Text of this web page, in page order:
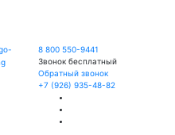
8 800 550-9441
Звонок бесплатный
Обратный звонок
+7 (926) 935-48-82